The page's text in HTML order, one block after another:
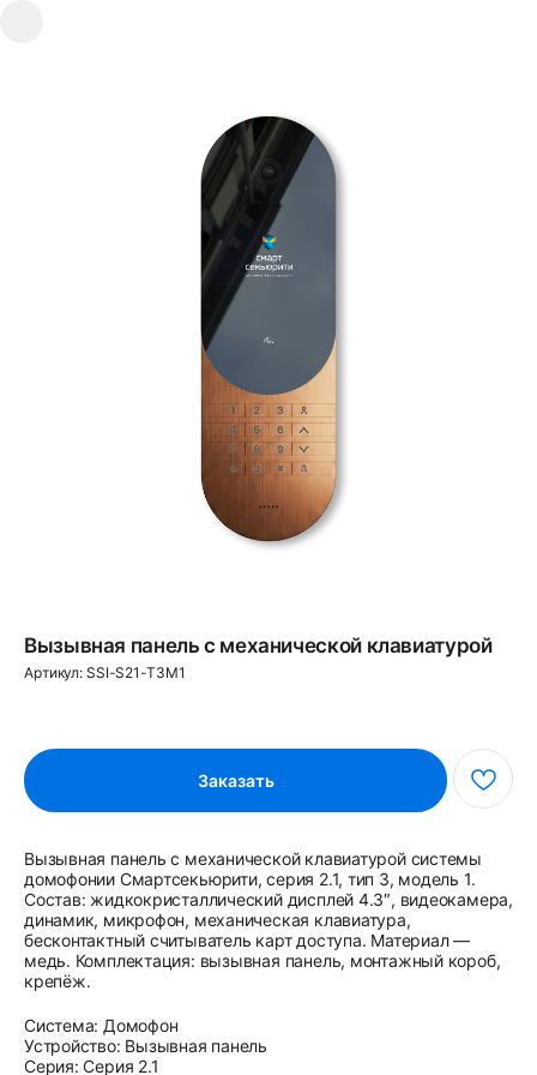
Вызывная панель с механической клавиатурой
Артикул: SSI-S21-T3M1
Заказать
Вызывная панель с механической клавиатурой системы
домофонии Смартсекьюрити, серия 2.1, тип 3, модель 1.
Состав: жидкокристаллический дисплей 4.3″, видеокамера,
динамик, микрофон, механическая клавиатура,
бесконтактный считыватель карт доступа. Материал —
медь. Комплектация: вызывная панель, монтажный короб,
крепёж.
Система: Домофон
Устройство: Вызывная панель
Серия: Серия 2.1